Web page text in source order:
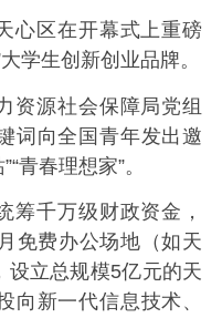
心区在开幕式上重磅
学生创新创业品牌。
资源社会保障局党组
词向全国青年发出邀
青春理想家”。
筹千万级财政资金，
免费办公场地（如天
设立总规模5亿元的天
向新一代信息技术、